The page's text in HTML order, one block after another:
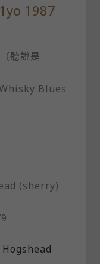
1987
聽說是
Blues
(sherry)
Hogshead